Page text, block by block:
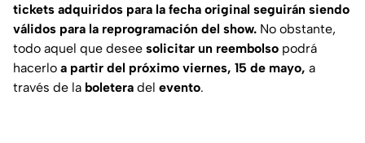
tickets adquiridos para la fecha original seguirán siendo
válidos para la reprogramación del show. No obstante,
todo aquel que desee solicitar un reembolso podrá
hacerlo a partir del próximo viernes, 15 de mayo, a
través de la boletera del evento.